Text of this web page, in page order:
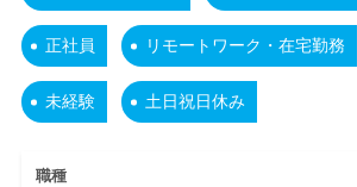
正社員 リモートワーク・在宅勤務
未経験 土日祝日休み
職種